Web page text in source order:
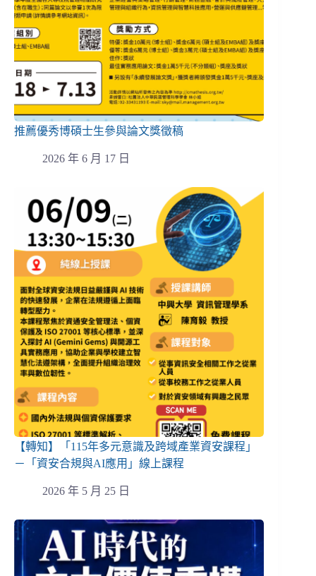
推薦優秀博碩士生參與論文獎徵稿
2026 年 6 月 17 日
【轉知】「115年多元意識及跨域產業資安課程」
－「資安合規與AI應用」線上課程
2026 年 5 月 25 日